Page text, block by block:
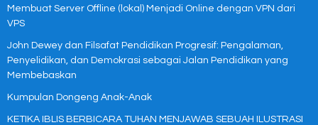
Membuat Server Offline (lokal) Menjadi Online dengan VPN dari
VPS
John Dewey dan Filsafat Pendidikan Progresif: Pengalaman,
Penyelidikan, dan Demokrasi sebagai Jalan Pendidikan yang
Membebaskan
Kumpulan Dongeng Anak-Anak
KETIKA IBLIS BERBICARA TUHAN MENJAWAB SEBUAH ILUSTRASI